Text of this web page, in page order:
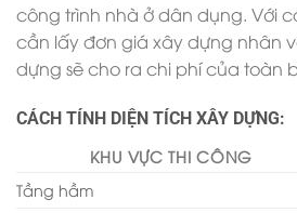
công trình nhà ở dân dụng. Với
cần lấy đơn giá xây dựng nhân
dựng sẽ cho ra chi phí của toàn
CÁCH TÍNH DIỆN TÍCH XÂY DỰNG:
KHU VỰC THI CÔNG
Tầng hầm